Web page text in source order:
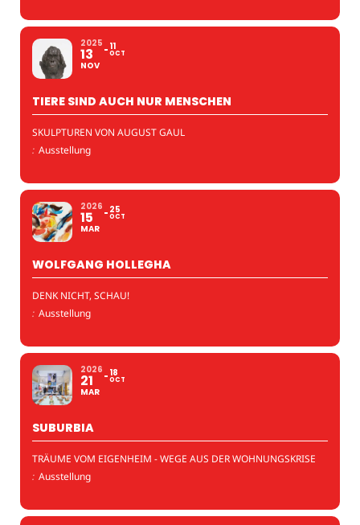
2025
13
NOV
11
OCT
TIERE SIND AUCH NUR MENSCHEN
SKULPTUREN VON AUGUST GAUL
: Ausstellung
2026
15
MAR
25
OCT
WOLFGANG HOLLEGHA
DENK NICHT, SCHAU!
: Ausstellung
2026
21
MAR
18
OCT
SUBURBIA
TRÄUME VOM EIGENHEIM - WEGE AUS DER WOHNUNGSKRISE
: Ausstellung